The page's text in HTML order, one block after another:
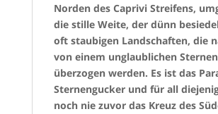
Norden des Caprivi Streifens,
die stille Weite, der dünn
oft staubigen Landschaften, die
von einem unglaublichen
überzogen werden. Es ist das
Sternengucker und für all
noch nie zuvor das Kreuz des